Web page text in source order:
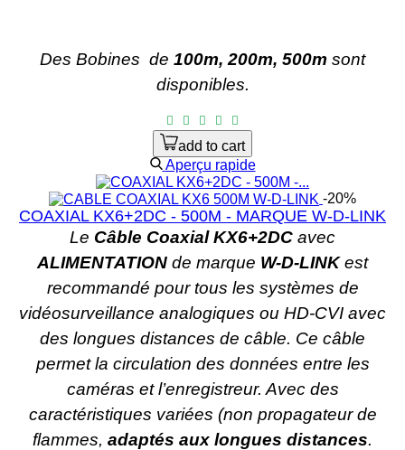
Des Bobines de 100m, 200m, 500m sont
disponibles.
add to cart
Aperçu rapide
-20%
COAXIAL KX6+2DC - 500M - MARQUE W-D-LINK
Le Câble Coaxial KX6+2DC avec
ALIMENTATION de marque W-D-LINKest
recommandé pour tous les systèmes de
vidéosurveillance analogiques ou HD-CVI avec
des longues distances de câble. Ce câble
permet la circulation des données entre les
caméras et l’enregistreur. Avec des
caractéristiques variées (non propagateur de
flammes, adaptés aux longues distances.